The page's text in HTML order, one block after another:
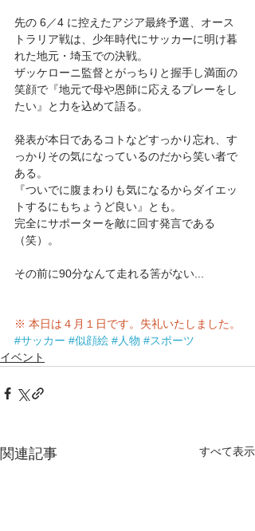
先の 6／4 に控えたアジア最終予選、オース
トラリア戦は、少年時代にサッカーに明け暮
れた地元・埼玉での決戦。
ザッケローニ監督とがっちりと握手し満面の
笑顔で『地元で母や恩師に応えるプレーをし
たい』と力を込めて語る。
発表が本日であるコトなどすっかり忘れ、す
っかりその気になっているのだから笑い者で
ある。
『ついでに腹まわりも気になるからダイエッ
トするにもちょうど良い』とも。
完全にサポーターを敵に回す発言である
（笑）。
その前に90分なんて走れる筈がない...
※ 本日は４月１日です。失礼いたしました。
#サッカー #似顔絵 #人物 #スポーツ
イベント
関連記事 すべて表示